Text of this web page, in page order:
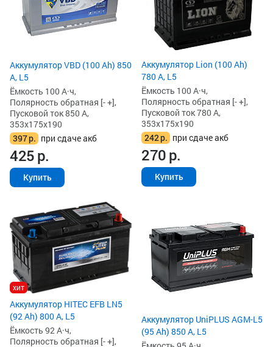
Аккумулятор VBD (100 Ah) 850
А, L5
Ёмкость 100 А·ч,
Полярность обратная [- +],
Пусковой ток 850 А,
353x175x190
397р. при сдаче акб
425р.
Купить
Аккумулятор Lion (100 Ah)
780 А, L5
Ёмкость 100 А·ч,
Полярность обратная [- +],
Пусковой ток 780 А,
353x175x190
242р. при сдаче акб
270р.
Купить
хит
Аккумулятор HITEC EFB LN5
(92 Ah) 800 А, L5
Ёмкость 92 А·ч,
Полярность обратная [- +],
Аккумулятор UniPLUS AGM-L5
(95 Ah) 850 А, L5